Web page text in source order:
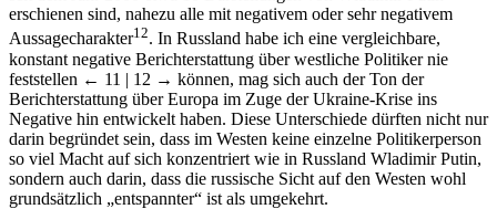
erschienen sind, nahezu alle mit negativem oder sehr negativem
Aussagecharakter12. In Russland habe ich eine vergleichbare,
konstant negative Berichterstattung über westliche Politiker nie
feststellen ← 11 | 12 → können, mag sich auch der Ton der
Berichterstattung über Europa im Zuge der Ukraine-Krise ins
Negative hin entwickelt haben. Diese Unterschiede dürften nicht nur
darin begründet sein, dass im Westen keine einzelne Politikerperson
so viel Macht auf sich konzentriert wie in Russland Wladimir Putin,
sondern auch darin, dass die russische Sicht auf den Westen wohl
grundsätzlich „entspannter“ ist als umgekehrt.